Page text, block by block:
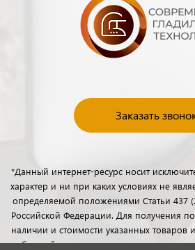
Заказать
*Данный интернет-ресурс носит
характер и ни при каких условиях не
определяемой положениями Статьи 437
Российской Федерации. Для получения
наличии и стоимости указанных товаров
обращайтесь к менеджерам отдела